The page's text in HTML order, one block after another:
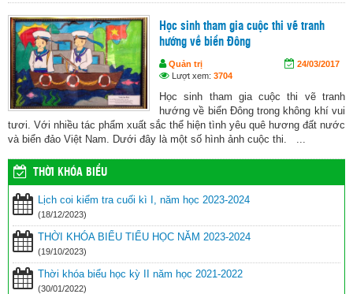
Học sinh tham gia cuộc thi vẽ tranh
hướng về biển Đông
Quản trị
24/03/2017
Lượt xem: 3704
Học sinh tham gia cuộc thi vẽ tranh
hướng về biển Đông trong không khí vui
tươi. Với nhiều tác phẩm xuất sắc thể hiện tình yêu quê hương đất nước
và biển đảo Việt Nam. Dưới đây là một số hình ảnh cuộc thi. ...
THỜI KHÓA BIỂU
Lịch coi kiểm tra cuối kì I, năm học 2023-2024
(18/12/2023)
THỜI KHÓA BIỂU TIỂU HỌC NĂM 2023-2024
(19/10/2023)
Thời khóa biểu học kỳ II năm học 2021-2022
(30/01/2022)